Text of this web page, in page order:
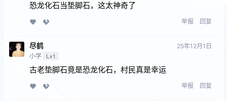
恐龙化石当垫脚石，这太神奇了
举报 回复
尽鹤
小学 Lv1
25年12月1日
古老垫脚石竟是恐龙化石，村民真是幸运
举报 回复